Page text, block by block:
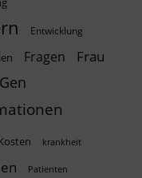
Entwicklung
Fragen Frau
Gen
krankheit
Patienten